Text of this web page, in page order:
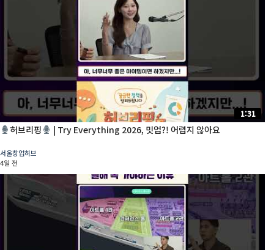
1:31
허브리핑 | Try Everything 2026, 밋업?! 어렵지 않아요
서울창업허브
4일 전